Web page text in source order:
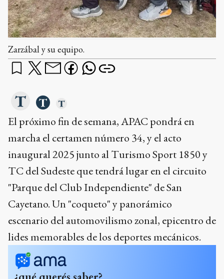
Zarzábal y su equipo.
El próximo fin de semana, APAC pondrá en
marcha el certamen número 34, y el acto
inaugural 2025 junto al Turismo Sport 1850 y
TC del Sudeste que tendrá lugar en el circuito
"Parque del Club Independiente" de San
Cayetano. Un "coqueto" y panorámico
escenario del automovilismo zonal, epicentro de
lides memorables de los deportes mecánicos.